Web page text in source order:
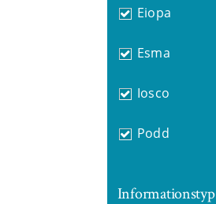
Eiopa
Esma
Iosco
Podd
Informationstyp